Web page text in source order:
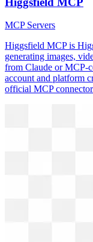
MCP Servers
Higgsfield MCP is
generating images,
from Claude or MCP-
account and platform
official MCP